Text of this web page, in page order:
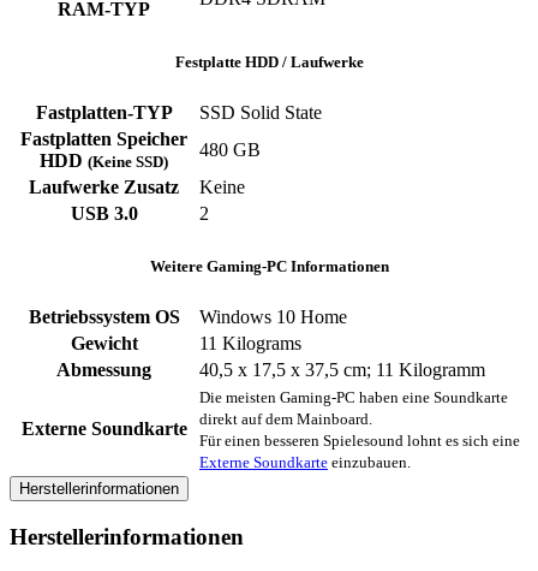
RAM-TYP
Festplatte HDD / Laufwerke
Fastplatten-TYP
‎SSD ‎Solid State
Fastplatten Speicher
HDD (Keine SSD)
480 GB
Laufwerke Zusatz
‎Keine
USB 3.0
‎2
Weitere Gaming-PC Informationen
Betriebssystem OS
Windows 10 Home
Gewicht
‎11 Kilograms
Abmessung
‎40,5 x 17,5 x 37,5 cm; 11 Kilogramm
Externe Soundkarte
Die meisten Gaming-PC haben eine Soundkarte
direkt auf dem Mainboard.
Für einen besseren Spielesound lohnt es sich eine
Externe Soundkarte einzubauen.
Herstellerinformationen
Herstellerinformationen